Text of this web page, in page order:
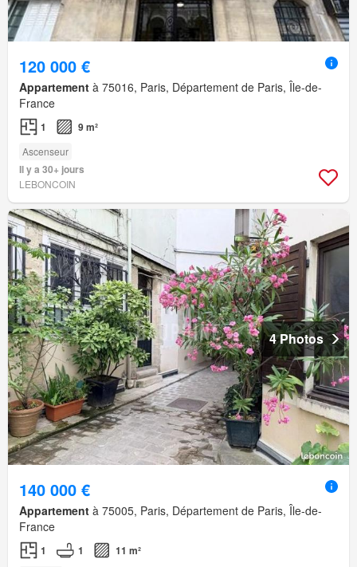
120 000 €
Appartement à 75016, Paris, Département de Paris, Île-de-
France
1 9 m²
Ascenseur
Il y a 30+ jours
LEBONCOIN
4 Photos
140 000 €
Appartement à 75005, Paris, Département de Paris, Île-de-
France
1 1 11 m²